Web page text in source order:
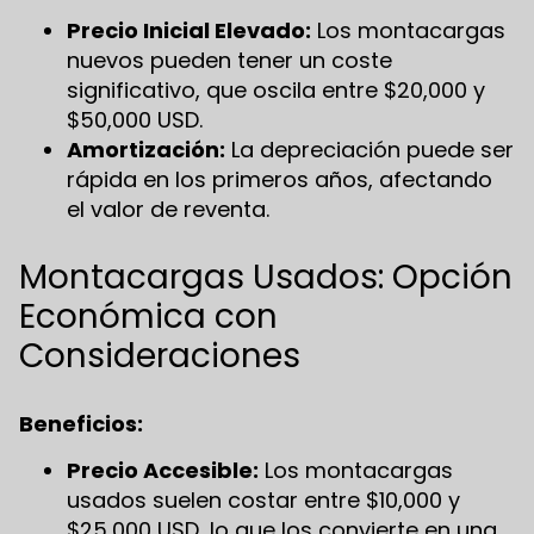
Precio Inicial Elevado: Los montacargas
nuevos pueden tener un coste
significativo, que oscila entre $20,000 y
$50,000 USD.
Amortización: La depreciación puede ser
rápida en los primeros años, afectando
el valor de reventa.
Montacargas Usados: Opción
Económica con
Consideraciones
Beneficios:
Precio Accesible: Los montacargas
usados suelen costar entre $10,000 y